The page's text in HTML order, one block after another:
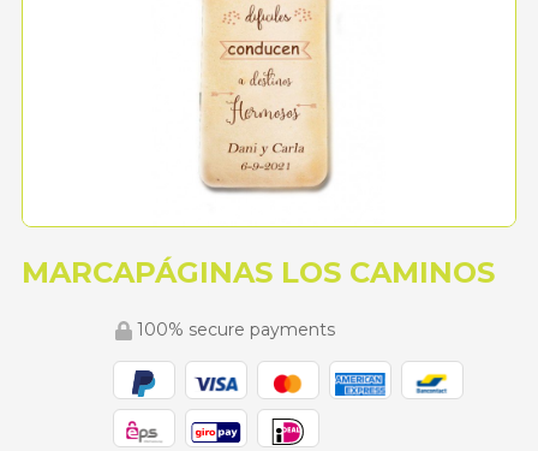
MARCAPÁGINAS LOS CAMINOS
100% secure payments